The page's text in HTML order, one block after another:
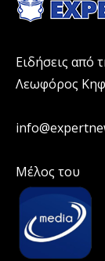
Ειδήσεις από
Λεωφόρος
Μέλος του